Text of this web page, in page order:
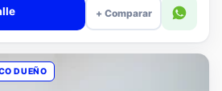
+ Comparar